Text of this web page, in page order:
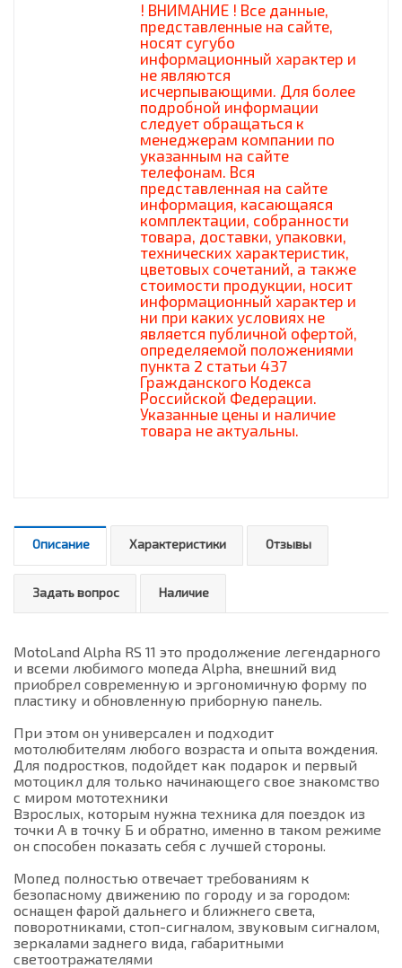
! ВНИМАНИЕ ! Все данные,
представленные на сайте,
носят сугубо
информационный характер и
не являются
исчерпывающими. Для более
подробной информации
следует обращаться к
менеджерам компании по
указанным на сайте
телефонам. Вся
представленная на сайте
информация, касающаяся
комплектации, собранности
товара, доставки, упаковки,
технических характеристик,
цветовых сочетаний, а также
стоимости продукции, носит
информационный характер и
ни при каких условиях не
является публичной офертой,
определяемой положениями
пункта 2 статьи 437
Гражданского Кодекса
Российской Федерации.
Указанные цены и наличие
товара не актуальны.
Описание Характеристики Отзывы
Задать вопрос Наличие
MotoLand Alpha RS 11 это продолжение легендарного
и всеми любимого мопеда Alpha, внешний вид
приобрел современную и эргономичную форму по
пластику и обновленную приборную панель.
При этом он универсален и подходит
мотолюбителям любого возраста и опыта вождения.
Для подростков, подойдет как подарок и первый
мотоцикл для только начинающего свое знакомство
с миром мототехники
Взрослых, которым нужна техника для поездок из
точки А в точку Б и обратно, именно в таком режиме
он способен показать себя с лучшей стороны.
Мопед полностью отвечает требованиям к
безопасному движению по городу и за городом:
оснащен фарой дальнего и ближнего света,
поворотниками, стоп-сигналом, звуковым сигналом,
зеркалами заднего вида, габаритными
светоотражателями